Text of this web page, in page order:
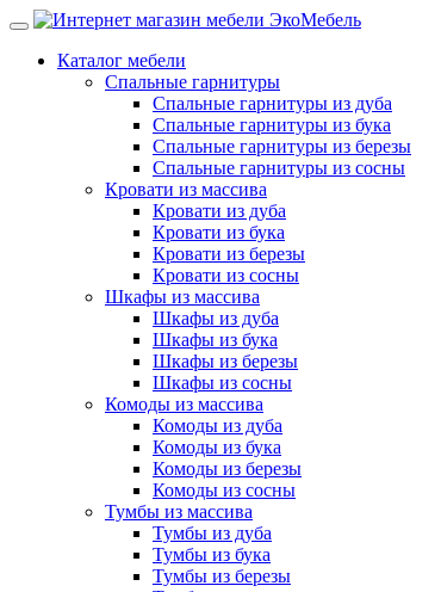
Каталог мебели
Спальные гарнитуры
Спальные гарнитуры из дуба
Спальные гарнитуры из бука
Спальные гарнитуры из березы
Спальные гарнитуры из сосны
Кровати из массива
Кровати из дуба
Кровати из бука
Кровати из березы
Кровати из сосны
Шкафы из массива
Шкафы из дуба
Шкафы из бука
Шкафы из березы
Шкафы из сосны
Комоды из массива
Комоды из дуба
Комоды из бука
Комоды из березы
Комоды из сосны
Тумбы из массива
Тумбы из дуба
Тумбы из бука
Тумбы из березы